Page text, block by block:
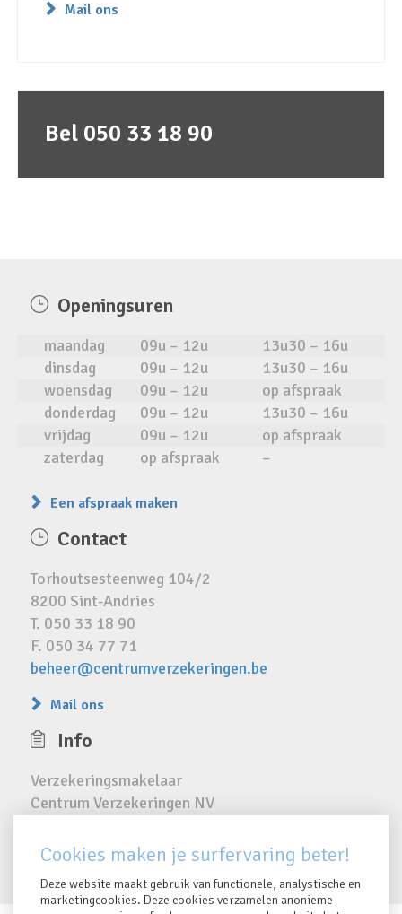
Mail ons
Bel 050 33 18 90
Openingsuren
maandag 09u – 12u
13u30 – 16u
dinsdag
09u – 12u
13u30 – 16u
woensdag
09u – 12u
op afspraak
donderdag
09u – 12u
13u30 – 16u
vrijdag
09u – 12u
op afspraak
zaterdag
op afspraak –
Een afspraak maken
Contact
Torhoutsesteenweg 104/2
8200 Sint-Andries
T. 050 33 18 90
F. 050 34 77 71
beheer@centrumverzekeringen.be
Mail ons
Info
Verzekeringsmakelaar
Centrum Verzekeringen NV
RPR 0423.810.024
Cookies maken je surfervaring beter!
Deze website maakt gebruik van functionele, analystische en
marketingcookies. Deze cookies verzamelen anonieme